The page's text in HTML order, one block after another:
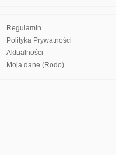
Regulamin
Polityka Prywatności
Aktualności
Moja dane (Rodo)